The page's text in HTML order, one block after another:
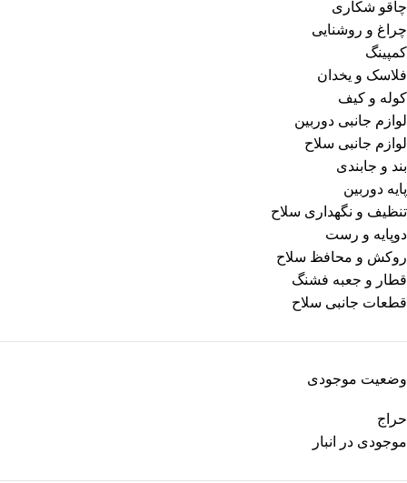
چاقو شکاری
چراغ و روشنایی
کمپینگ
فلاسک و یخدان
کوله و کیف
لوازم جانبی دوربین
لوازم جانبی سلاح
بند و جابندی
پایه دوربین
تنظیف و نگهداری سلاح
دوپایه و رست
روکش و محافظ سلاح
قطار و جعبه فشنگ
قطعات جانبی سلاح
وضعیت موجودی
حراج
موجودی در انبار